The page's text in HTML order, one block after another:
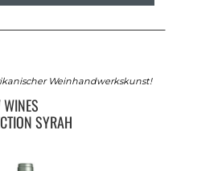
Weinhandwerkskunst!
SYRAH